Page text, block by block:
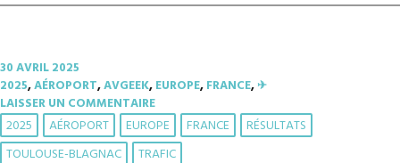
30 AVRIL 2025
2025,AÉROPORT,AVGEEK,EUROPE,FRANCE,✈︎
LAISSER UN COMMENTAIRE
2025 AÉROPORT EUROPE FRANCE
RÉSULTATS
TOULOUSE-BLAGNAC
TRAFIC